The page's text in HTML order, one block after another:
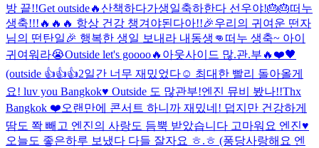
방 끝!!Get outside🔥산책하다가생일축하한다 선우야!🎂🎂떠누
생축!!!🔥🔥🔥 항상 건강 챙겨야된다아!!🎉우리의 귀여운 떤자
님의 떤탄일🎉 행복한 생일 보내라 내동생👊 떠누 생축~ 아이
귀여워라😭Outside let's goooo🔥 아웃사이드 많.관.부🔥 ❤️🖤
(outside 👍👍👍2일간 너무 재밌었다☺️ 최대한 빨리 돌아올게
요! luv you Bangkok♥️ Outside 도 많관부!엔진 뮤비 봤나!!Thx
Bangkok ❤️오랜만에 콘서트 하니까 재밌네! 덥지만 건강하게
땀도 쫙 빼고 엔진의 사랑도 듬뿍 받았습니다 고마워요 엔진♥️
오늘도 좋은하루 보냈다 다들 잘자요 ㅎ.ㅎ (퐁당사랑해요 엔